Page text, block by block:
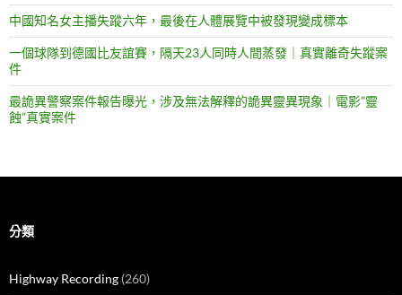
中國知名女主播失蹤六年，最後在人體展覽中被發現變成標本
一個球隊到德國比友誼賽，隔天23人同時人間蒸發｜真實離奇失蹤案
件
最詭異警察案件報告曝光，涉及無法解釋的詭異靈異現象｜電影”靈
蝕”真實案件
分類
Highway Recording (260)